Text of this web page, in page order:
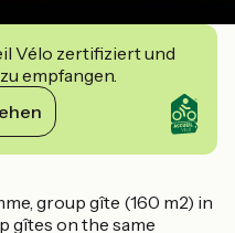
Vélo zertifiziert und
empfangen.
group gîte (160 m2) in
gîtes on the same